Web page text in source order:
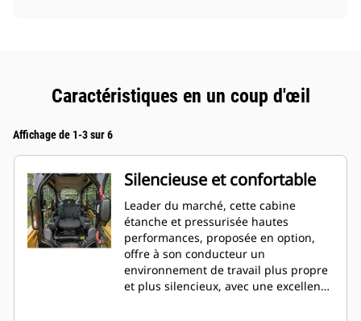
Caractéristiques en un coup d'œil
Affichage de 1-3 sur 6
Silencieuse et confortable
Leader du marché, cette cabine
étanche et pressurisée hautes
performances, proposée en option,
offre à son conducteur un
environnement de travail plus propre
et plus silencieux, avec une excellente